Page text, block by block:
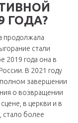
ГОДА?
продолжала
стали
2019 года она в
В 2021 году
завершении
о возвращении
в церкви и в
более